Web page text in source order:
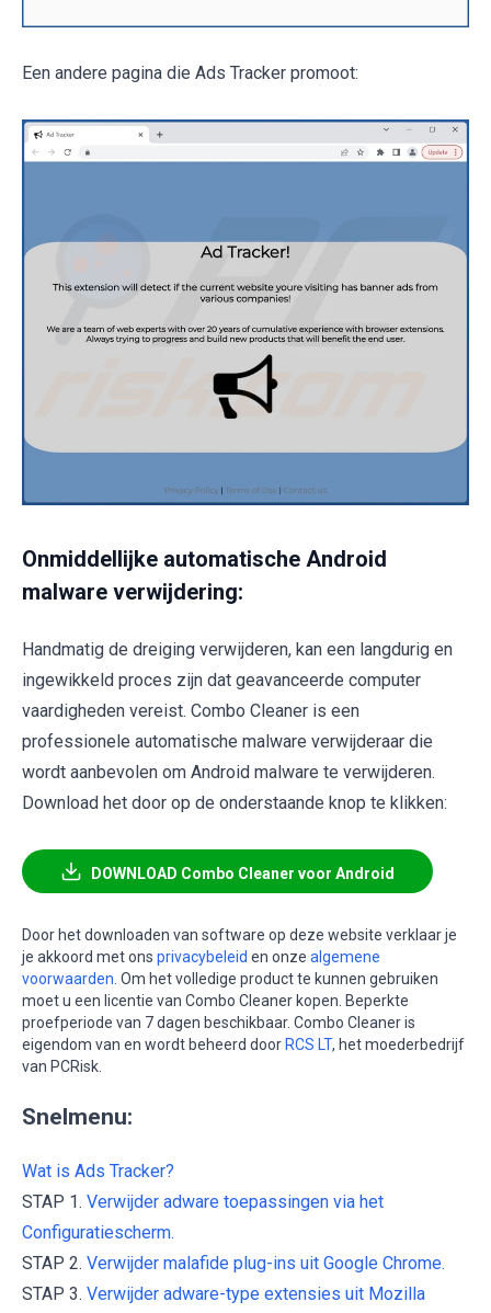
Een andere pagina die Ads Tracker promoot:
Onmiddellijke automatische Android
malware verwijdering:
Handmatig de dreiging verwijderen, kan een langdurig en
ingewikkeld proces zijn dat geavanceerde computer
vaardigheden vereist. Combo Cleaner is een
professionele automatische malware verwijderaar die
wordt aanbevolen om Android malware te verwijderen.
Download het door op de onderstaande knop te klikken:
DOWNLOAD Combo Cleaner voor Android
Door het downloaden van software op deze website verklaar je
je akkoord met ons privacybeleid en onze algemene
voorwaarden. Om het volledige product te kunnen gebruiken
moet u een licentie van Combo Cleaner kopen. Beperkte
proefperiode van 7 dagen beschikbaar. Combo Cleaner is
eigendom van en wordt beheerd door RCS LT, het moederbedrijf
van PCRisk.
Snelmenu:
Wat is Ads Tracker?
STAP 1. Verwijder adware toepassingen via het
Configuratiescherm.
STAP 2. Verwijder malafide plug-ins uit Google Chrome.
STAP 3. Verwijder adware-type extensies uit Mozilla